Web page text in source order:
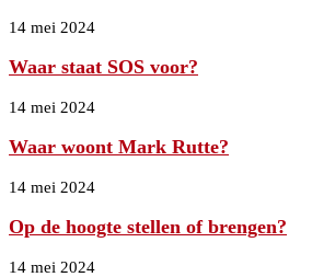
14 mei 2024
Waar staat SOS voor?
14 mei 2024
Waar woont Mark Rutte?
14 mei 2024
Op de hoogte stellen of brengen?
14 mei 2024